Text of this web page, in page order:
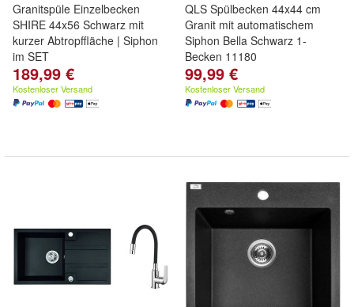
Granitspüle Einzelbecken
SHIRE 44x56 Schwarz mit
kurzer Abtropffläche | Siphon
im SET
189,99 €
Kostenloser Versand
QLS Spülbecken 44x44 cm
Granit mit automatischem
Siphon Bella Schwarz 1-
Becken 11180
99,99 €
Kostenloser Versand